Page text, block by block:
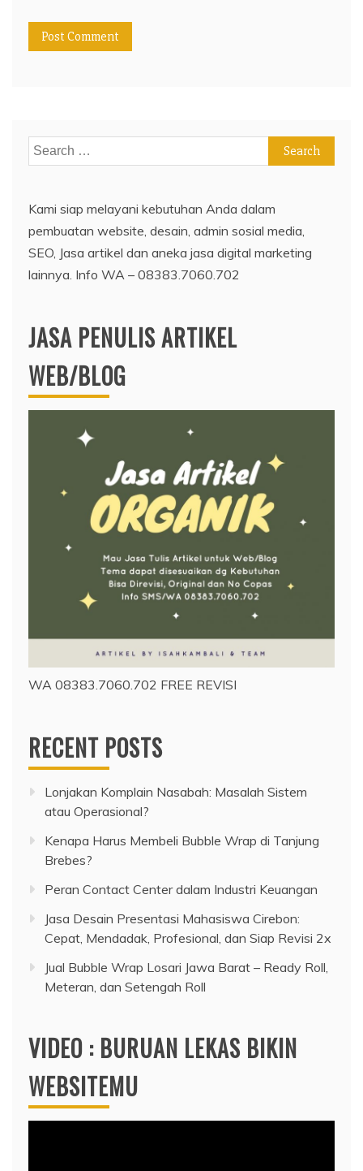
Search
for:
Kami siap melayani kebutuhan Anda dalam
pembuatan website, desain, admin sosial media,
SEO, Jasa artikel dan aneka jasa digital marketing
lainnya. Info WA – 08383.7060.702
JASA PENULIS ARTIKEL
WEB/BLOG
WA 08383.7060.702 FREE REVISI
RECENT POSTS
Lonjakan Komplain Nasabah: Masalah Sistem
atau Operasional?
Kenapa Harus Membeli Bubble Wrap di Tanjung
Brebes?
Peran Contact Center dalam Industri Keuangan
Jasa Desain Presentasi Mahasiswa Cirebon:
Cepat, Mendadak, Profesional, dan Siap Revisi 2x
Jual Bubble Wrap Losari Jawa Barat – Ready Roll,
Meteran, dan Setengah Roll
VIDEO : BURUAN LEKAS BIKIN
WEBSITEMU